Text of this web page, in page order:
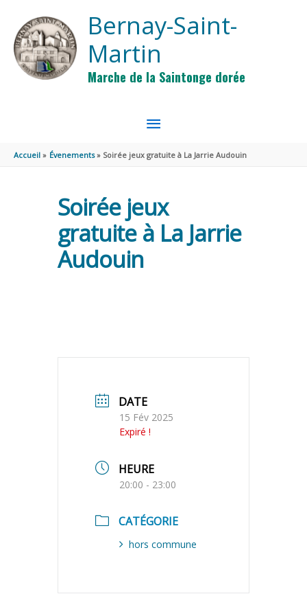
Bernay-Saint-
Martin
Marche de la Saintonge dorée
MENU
PRINCIPAL
Accueil Évenements Soirée jeux gratuite à La Jarrie Audouin
Soirée jeux
gratuite à La Jarrie
Audouin
DATE
15 Fév 2025
Expiré !
HEURE
20:00 - 23:00
CATÉGORIE
hors commune